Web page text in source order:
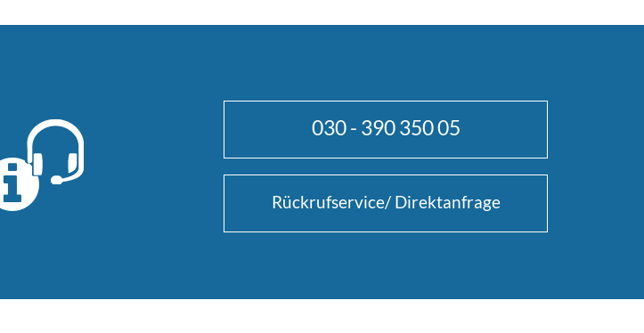
030 - 390 350 05
Rückrufservice/ Direktanfrage